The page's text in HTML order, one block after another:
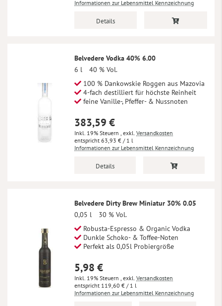
Informationen zur Lebensmittel Kennzeichnung
Details
Belvedere Vodka 40% 6.00
6 l
40 % Vol.
100 % Dankowskie Roggen aus Mazovia
4-fach destilliert für höchste Reinheit
feine Vanille-, Pfeffer- & Nussnoten
383,59 €
Inkl. 19% Steuern , exkl. Versandkosten
63,93 € / 1 l
Informationen zur Lebensmittel Kennzeichnung
Details
Belvedere Dirty Brew Miniatur 30% 0.05
0,05 l
30 % Vol.
Robusta-Espresso & Organic Vodka
Dunkle Schoko- & Toffee-Noten
Perfekt als 0,05l Probiergröße
5,98 €
Inkl. 19% Steuern , exkl. Versandkosten
119,60 € / 1 l
Informationen zur Lebensmittel Kennzeichnung